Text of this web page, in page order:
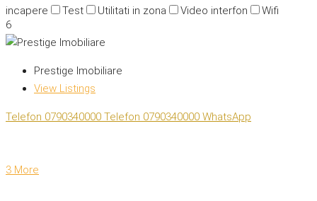
incapere
Test Utilitati in zona Video interfon Wifi
6
Prestige Imobiliare
View Listings
Telefon 0790340000 Telefon 0790340000 WhatsApp
3 More